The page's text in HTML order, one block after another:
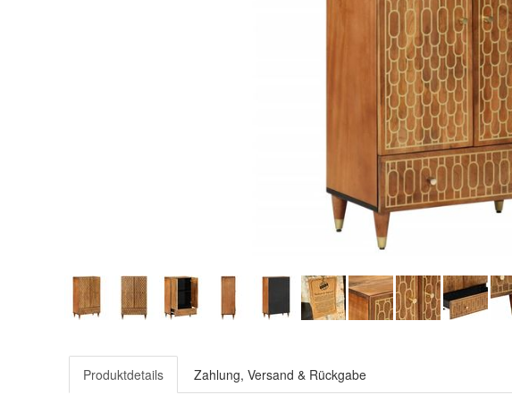
Produktdetails Zahlung, Versand & Rückgabe